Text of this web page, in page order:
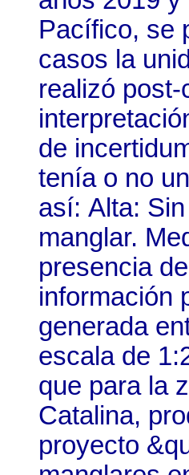
Pacífico, se
casos la
realizó
de
tenía o no
así: Alta:
manglar.
presencia
información
generada
escala de
que para la
Catalina,
proyecto